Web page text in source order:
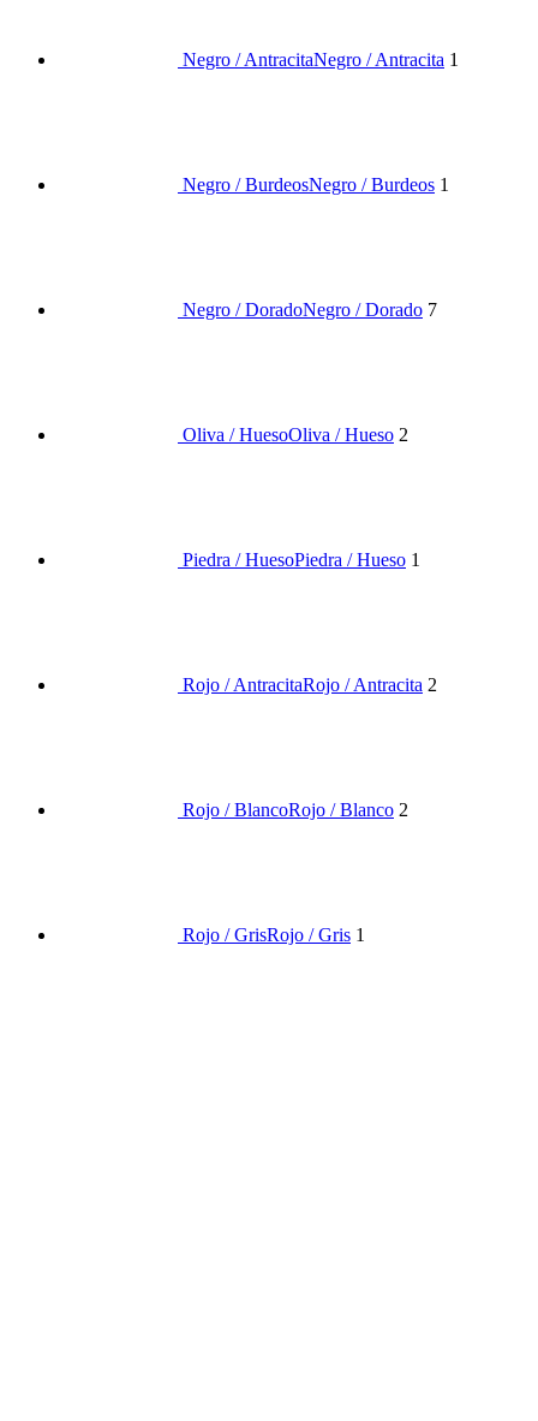
Negro / AntracitaNegro / Antracita 1
Negro / BurdeosNegro / Burdeos 1
Negro / DoradoNegro / Dorado 7
Oliva / HuesoOliva / Hueso 2
Piedra / HuesoPiedra / Hueso 1
Rojo / AntracitaRojo / Antracita 2
Rojo / BlancoRojo / Blanco 2
Rojo / GrisRojo / Gris 1